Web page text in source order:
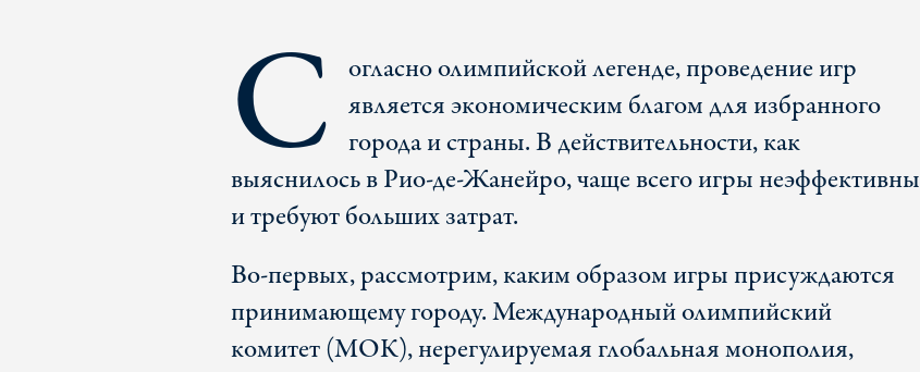
С огласно олимпийской легенде, проведение игр
является экономическим благом для избранного
города и страны. В действительности, как
выяснилось в Рио-де-Жанейро, чаще всего игры неэффективны
и требуют больших затрат.
Во-первых, рассмотрим, каким образом игры присуждаются
принимающему городу. Международный олимпийский
комитет (МОК), нерегулируемая глобальная монополия,